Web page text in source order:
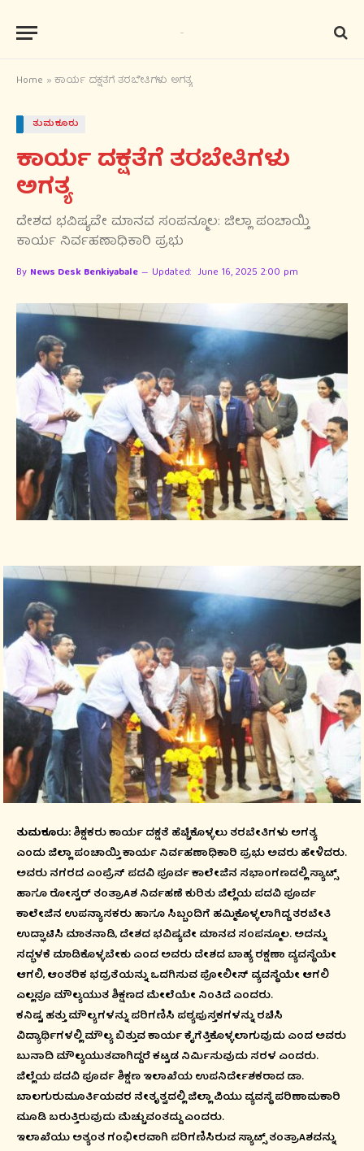
Home »ಕಾರ್ಯ ದಕ್ಷತೆಗೆ ತರಬೇತಿಗಳು ಅಗತ್ಯ
ತುಮಕೂರು
ಕಾರ್ಯ ದಕ್ಷತೆಗೆ ತರಬೇತಿಗಳು
ಅಗತ್ಯ
ದೇಶದ ಭವಿಷ್ಯವೇ ಮಾನವ ಸಂಪನ್ಮೂಲ: ಜಿಲ್ಲಾ ಪಂಚಾಯ್ತಿ
ಕಾರ್ಯ ನಿರ್ವಹಣಾಧಿಕಾರಿ ಪ್ರಭು
By News Desk Benkiyabale Updated: June 16, 2025 2:00 pm
ತುಮಕೂರು:ಶಿಕ್ಷಕರು ಕಾರ್ಯ ದಕ್ಷತೆ ಹೆಚ್ಚಿಕೊಳ್ಳಲು ತರಬೇತಿಗಳು ಅಗತ್ಯ
ಎಂದು ಜಿಲ್ಲಾ ಪಂಚಾಯ್ತಿ ಕಾರ್ಯ ನಿರ್ವಹಣಾಧಿಕಾರಿ ಪ್ರಭು ಅವರು ಹೇಳಿದರು.
ಅವರು ನಗರದ ಎಂಪ್ರೆಸ್ ಪದವಿ ಪೂರ್ವ ಕಾಲೇಜಿನ ಸಭಾಂಗಣದಲ್ಲಿ ಸ್ಯಾಟ್ಸ್
ಹಾಗೂ ರೋಸ್ಟರ್ ತಂತ್ರಾAಶ ನಿರ್ವಹಣೆ ಕುರಿತು ಜಿಲ್ಲೆಯ ಪದವಿ ಪೂರ್ವ
ಕಾಲೇಜಿನ ಉಪನ್ಯಾಸಕರು ಹಾಗೂ ಸಿಬ್ಬಂದಿಗೆ ಹಮ್ಮಿಕೊಳ್ಳಲಾಗಿದ್ದ ತರಬೇತಿ
ಉದ್ಘಾಟಿಸಿ ಮಾತನಾಡಿ, ದೇಶದ ಭವಿಷ್ಯವೇ ಮಾನವ ಸಂಪನ್ಮೂಲ. ಅದನ್ನು
ಸದ್ಭಳಕೆ ಮಾಡಿಕೊಳ್ಳಬೇಕು ಎಂದ ಅವರು ದೇಶದ ಬಾಹ್ಯ ರಕ್ಷಣಾ ವ್ಯವಸ್ಥೆಯೇ
ಆಗಲಿ, ಆಂತರಿಕ ಭದ್ರತೆಯನ್ನು ಒದಗಿಸುವ ಪೋಲೀಸ್ ವ್ಯವಸ್ಥೆಯೇ ಆಗಲಿ
ಎಲ್ಲವೂ ಮೌಲ್ಯಯುತ ಶಿಕ್ಷಣದ ಮೇಲೆಯೇ ನಿಂತಿದೆ ಎಂದರು.
ಕನಿಷ್ಟ ಹತ್ತು ಮೌಲ್ಯಗಳನ್ನು ಪರಿಗಣಿಸಿ ಪಠ್ಯಪುಸ್ತಕಗಳನ್ನು ರಚಿಸಿ
ವಿದ್ಯಾರ್ಥಿಗಳಲ್ಲಿ ಮೌಲ್ಯ ಬಿತ್ತುವ ಕಾರ್ಯ ಕೈಗೆತ್ತಿಕೊಳ್ಳಲಾಗುವುದು ಎಂದ ಅವರು
ಬುನಾದಿ ಮೌಲ್ಯಯುತವಾಗಿದ್ದರೆ ಕಟ್ಟಡ ನಿರ್ಮಿಸುವುದು ಸರಳ ಎಂದರು.
ಜಿಲ್ಲೆಯ ಪದವಿ ಪೂರ್ವ ಶಿಕ್ಷಣ ಇಲಾಖೆಯ ಉಪನಿರ್ದೇಶಕರಾದ ಡಾ.
ಬಾಲಗುರುಮೂರ್ತಿಯವರ ನೇತೃತ್ವದಲ್ಲಿ ಜಿಲ್ಲಾ ಪಿಯು ವ್ಯವಸ್ಥೆ ಪರಿಣಾಮಕಾರಿ
ಮೂಡಿ ಬರುತ್ತಿರುವುದು ಮೆಚ್ಚುವಂತದ್ದು ಎಂದರು.
ಇಲಾಖೆಯು ಅತ್ಯಂತ ಗಂಭೀರವಾಗಿ ಪರಿಗಣಿಸಿರುವ ಸ್ಯಾಟ್ಸ್ ತಂತ್ರಾAಶವನ್ನು